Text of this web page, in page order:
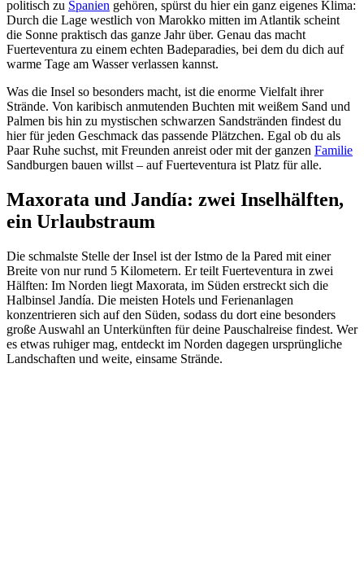
politisch zu Spanien gehören, spürst du hier ein ganz eigenes Klima:
Durch die Lage westlich von Marokko mitten im Atlantik scheint
die Sonne praktisch das ganze Jahr über. Genau das macht
Fuerteventura zu einem echten Badeparadies, bei dem du dich auf
warme Tage am Wasser verlassen kannst.
Was die Insel so besonders macht, ist die enorme Vielfalt ihrer
Strände. Von karibisch anmutenden Buchten mit weißem Sand und
Palmen bis hin zu mystischen schwarzen Sandstränden findest du
hier für jeden Geschmack das passende Plätzchen. Egal ob du als
Paar Ruhe suchst, mit Freunden anreist oder mit der ganzen Familie
Sandburgen bauen willst – auf Fuerteventura ist Platz für alle.
Maxorata und Jandía: zwei Inselhälften,
ein Urlaubstraum
Die schmalste Stelle der Insel ist der Istmo de la Pared mit einer
Breite von nur rund 5 Kilometern. Er teilt Fuerteventura in zwei
Hälften: Im Norden liegt Maxorata, im Süden erstreckt sich die
Halbinsel Jandía. Die meisten Hotels und Ferienanlagen
konzentrieren sich auf den Süden, sodass du dort eine besonders
große Auswahl an Unterkünften für deine Pauschalreise findest. Wer
es etwas ruhiger mag, entdeckt im Norden dagegen ursprüngliche
Landschaften und weite, einsame Strände.